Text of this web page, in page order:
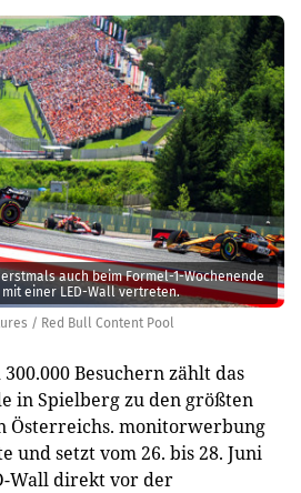
/ Red Bull Content Pool
auch beim Formel-1-Wochenende
einer LED-Wall vertreten.
Besuchern zählt das
in Spielberg zu den größten
Österreichs. monitorwerbung
und setzt vom 26. bis 28. Juni
Wall direkt vor der